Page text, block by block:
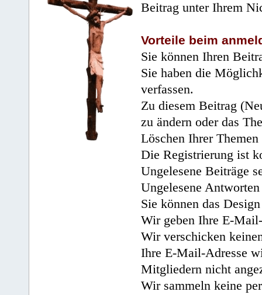
Beitrag unter Ihrem
Vorteile beim
Sie können Ihren
Sie haben die
verfassen.
Zu diesem Beitrag
zu ändern oder das
Löschen Ihrer
Die Registrierung ist
Ungelesene Beiträge
Ungelesene
Sie können das
Wir geben Ihre E-
Wir verschicken
Ihre E-Mail-Adresse
Mitgliedern nicht
Wir sammeln keine